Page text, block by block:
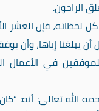
الراجون.
فإن العشر
إياها، وأن
في الأعمال
الله تعالى: أنه: